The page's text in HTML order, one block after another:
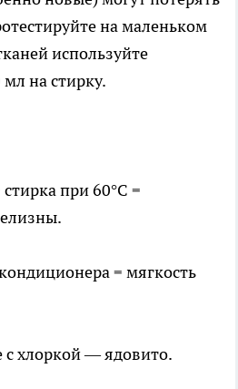
на маленьком
используйте
на стирку.
при 60°C =
= мягкость
хлоркой — ядовито.